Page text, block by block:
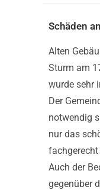
Schäden
Alten
Sturm am
wurde sehr
Der
notwendig
nur das
Auch der
gegenüber